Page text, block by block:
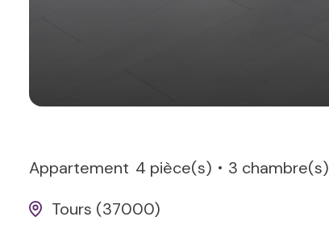
Appartement 4 pièce(s) 3 chambre(s)
Tours (37000)